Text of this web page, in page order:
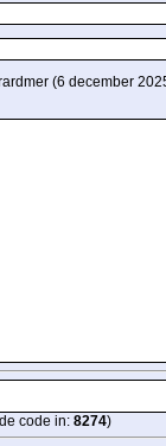
(6 december
code in: 8274)